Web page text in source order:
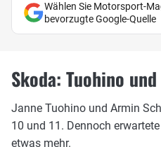
Wählen Sie Motorsport-
bevorzugte Google-Quelle
Skoda: Tuohino
Janne Tuohino und Armin
10 und 11. Dennoch
etwas mehr.